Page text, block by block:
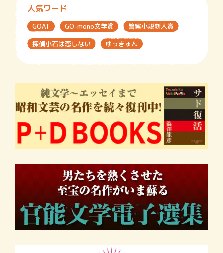
人気ワード
GOAT GO-mono文学賞
警察小説新人賞
探偵小石は恋しない
ゆっきゅん